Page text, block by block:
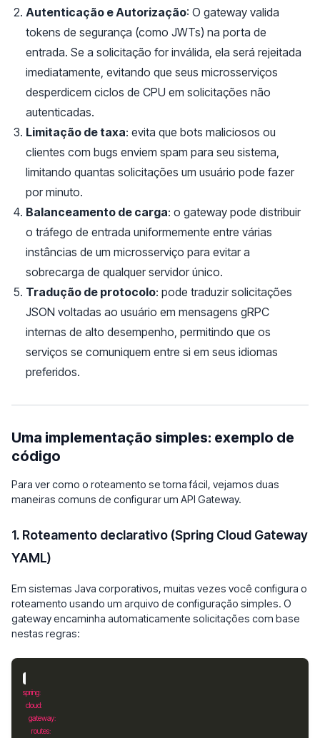
Autenticação e Autorização: O gateway valida
tokens de segurança (como JWTs) na porta de
entrada. Se a solicitação for inválida, ela será rejeitada
imediatamente, evitando que seus microsserviços
desperdicem ciclos de CPU em solicitações não
autenticadas.
Limitação de taxa: evita que bots maliciosos ou
clientes com bugs enviem spam para seu sistema,
limitando quantas solicitações um usuário pode fazer
por minuto.
Balanceamento de carga: o gateway pode distribuir
o tráfego de entrada uniformemente entre várias
instâncias de um microsserviço para evitar a
sobrecarga de qualquer servidor único.
Tradução de protocolo: pode traduzir solicitações
JSON voltadas ao usuário em mensagens gRPC
internas de alto desempenho, permitindo que os
serviços se comuniquem entre si em seus idiomas
preferidos.
Uma implementação simples: exemplo de
código
Para ver como o roteamento se torna fácil, vejamos duas
maneiras comuns de configurar um API Gateway.
1. Roteamento declarativo (Spring Cloud Gateway
YAML)
Em sistemas Java corporativos, muitas vezes você configura o
roteamento usando um arquivo de configuração simples. O
gateway encaminha automaticamente solicitações com base
nestas regras:
spring
cloud
gateway
routes